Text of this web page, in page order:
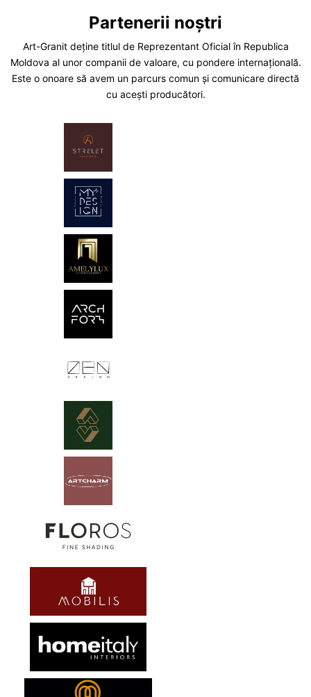
Partenerii noștri
Art-Granit deține titlul de Reprezentant Oficial în Republica
Moldova al unor companii de valoare, cu pondere internațională.
Este o onoare să avem un parcurs comun și comunicare directă
cu acești producători.